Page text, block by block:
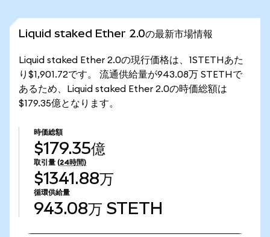
Liquid staked Ether 2.0の最新市場情報
Liquid staked Ether 2.0の現行価格は、1STETHあた
り$1,901.72です。 流通供給量が943.08万 STETHで
あるため、Liquid staked Ether 2.0の時価総額は
$179.35億となります。
時価総額
$179.35億
取引量 (24時間)
$1341.88万
循環供給量
943.08万 STETH